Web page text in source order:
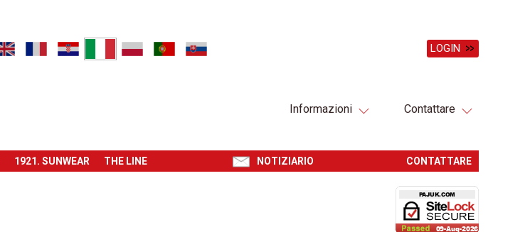
LOGIN
Informazioni Contattare
1921. SUNWEAR THE LINE NOTIZIARIO CONTATTARE